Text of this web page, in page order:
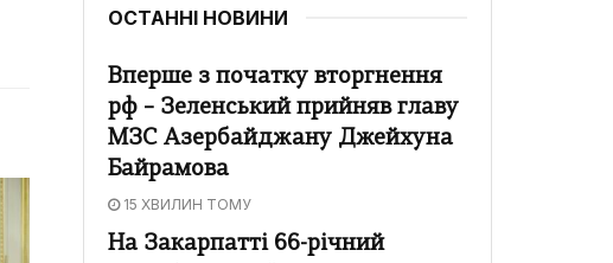
ОСТАННІ НОВИНИ
Вперше з початку вторгнення
рф – Зеленський прийняв главу
МЗС Азербайджану Джейхуна
Байрамова
15 ХВИЛИН ТОМУ
На Закарпатті 66-річний